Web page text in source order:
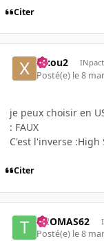
Citer
xixou2
Posté(e) le 8
je peux choisir en
: FAUX
C'est l'inverse :High
Citer
THOMAS62
Posté(e) le 8